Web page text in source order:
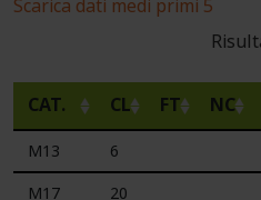
Scarica dati medi primi 5
CAT. CL FT NC
M13
6
M17
20